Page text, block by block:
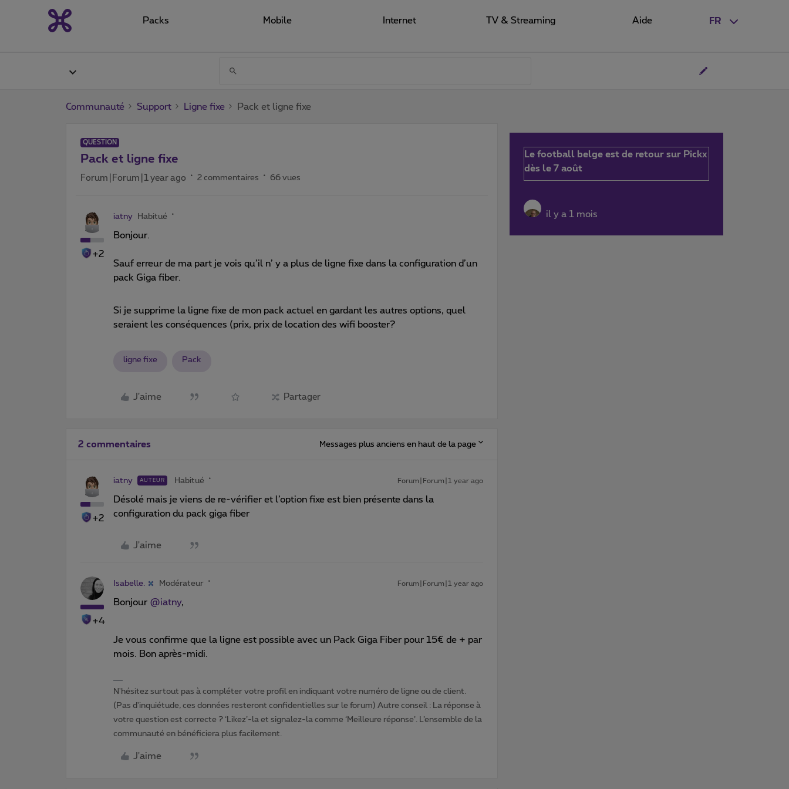
FR
Packs Mobile Internet TV & Streaming Aide
Communauté Support Ligne fixe Pack et ligne fixe
QUESTION
Pack et ligne fixe
Forum|Forum|1 year ago 2 commentaires 66 vues
+2
iatny Habitué
Bonjour.
Sauf erreur de ma part je vois qu’il n’ y a plus de ligne fixe dans la configuration d’un
pack Giga fiber.
Si je supprime la ligne fixe de mon pack actuel en gardant les autres options, quel
seraient les conséquences (prix, prix de location des wifi booster?
ligne fixe Pack
J'aime Partager
2 commentaires Messages plus anciens en haut de la page
+2
iatny AUTEUR Habitué Forum|Forum|1 year ago
Désolé mais je viens de re-vérifier et l’option fixe est bien présente dans la
configuration du pack giga fiber
J'aime
+4
Isabelle. Modérateur Forum|Forum|1 year ago
Bonjour ​ @iatny,
Je vous confirme que la ligne est possible avec un Pack Giga Fiber pour 15€ de + par
mois. Bon après-midi.
N'hésitez surtout pas à compléter votre profil en indiquant votre numéro de ligne ou de client.
(Pas d'inquiétude, ces données resteront confidentielles sur le forum) Autre conseil : La réponse à
votre question est correcte ? ‘Likez’-la et signalez-la comme ‘Meilleure réponse’. L’ensemble de la
communauté en bénéficiera plus facilement.
J'aime
Le football belge est de retour sur Pickx
dès le 7 août
il y a 1 mois